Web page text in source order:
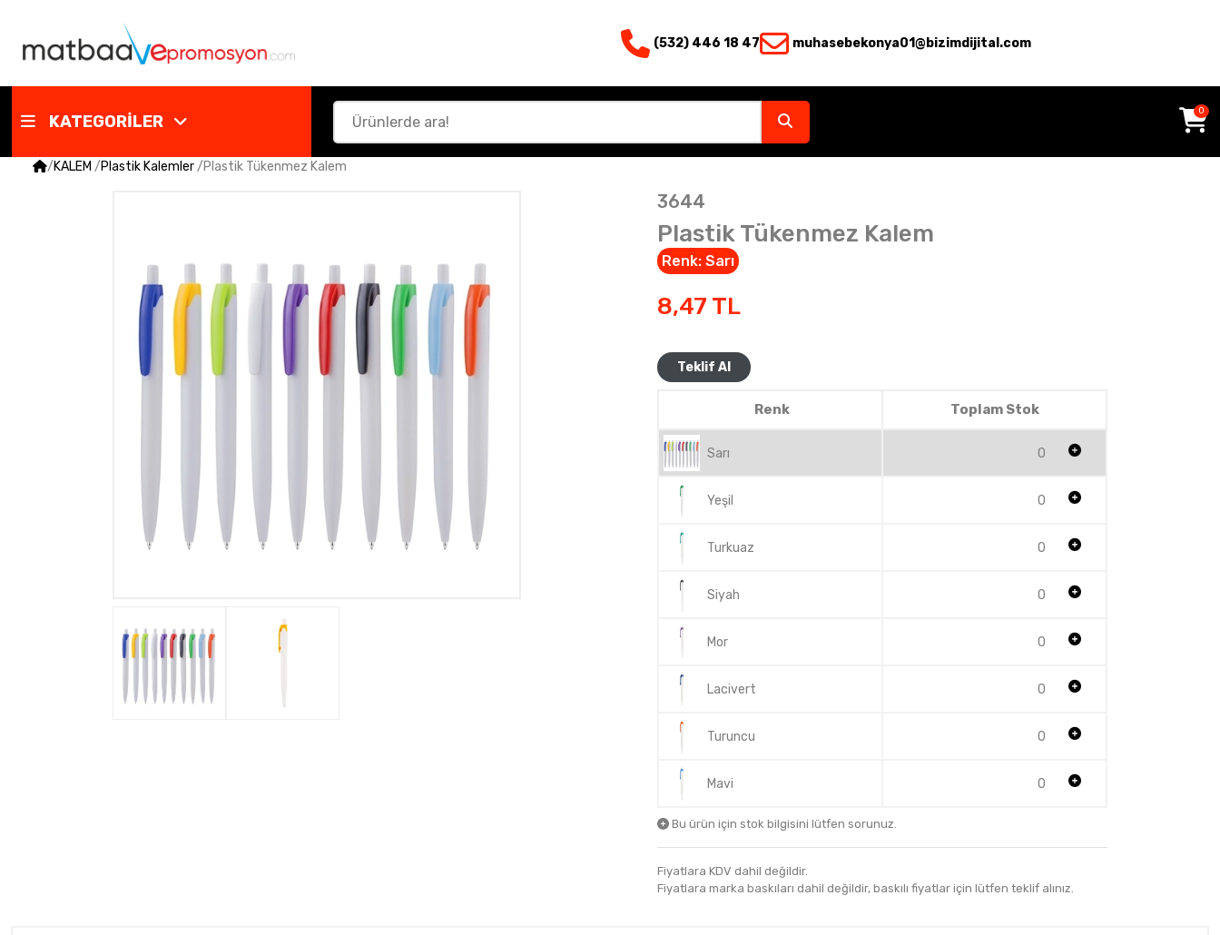
(532) 446 18 47 muhasebekonya01@bizimdijital.com
KATEGORİLER
0
/KALEM /Plastik Kalemler/Plastik Tükenmez Kalem
3644
Plastik Tükenmez Kalem
Renk: Sarı
8,47 TL
Teklif Al
Renk Toplam Stok
Sarı 0
Yeşil 0
Turkuaz 0
Siyah 0
Mor 0
Lacivert 0
Turuncu 0
Mavi 0
Bu ürün için stok bilgisini lütfen sorunuz.
Fiyatlara KDV dahil değildir.
Fiyatlara marka baskıları dahil değildir, baskılı fiyatlar için lütfen teklif alınız.